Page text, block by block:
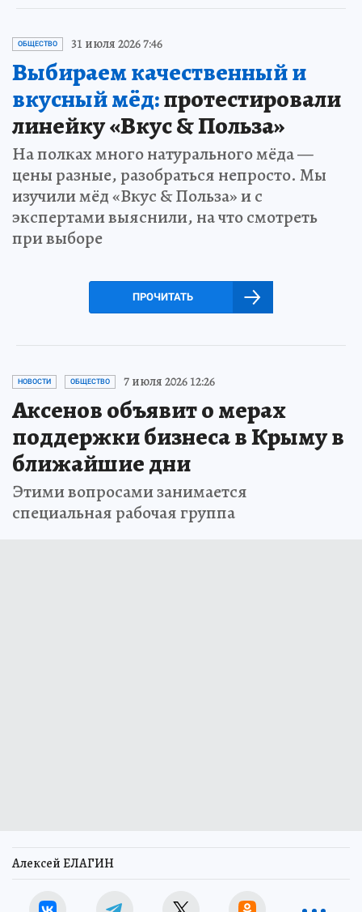
ОБЩЕСТВО 31 июля 2026 7:46
Выбираем качественный и
вкусный мёд:протестировали
линейку «Вкус & Польза»
На полках много натурального мёда —
цены разные, разобраться непросто. Мы
изучили мёд «Вкус & Польза» и с
экспертами выяснили, на что смотреть
при выборе
ПРОЧИТАТЬ
НОВОСТИ ОБЩЕСТВО 7 июля 2026 12:26
Аксенов объявит о мерах
поддержки бизнеса в Крыму в
ближайшие дни
Этими вопросами занимается
специальная рабочая группа
Алексей ЕЛАГИН